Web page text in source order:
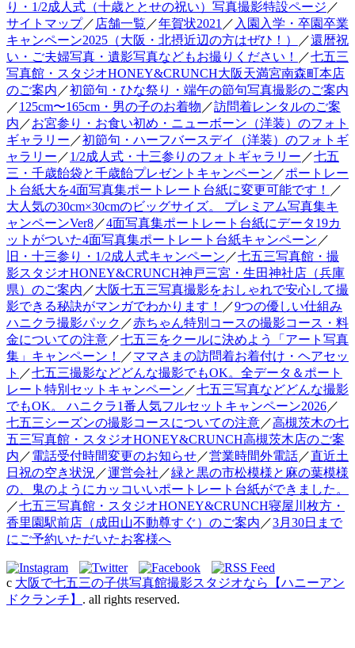
り・1/2成人式（十歳ととせの祝い）写真撮影特設ページ ／
サイトマップ／ 店舗一覧 ／年賀状2021 ／ 入園入学・卒園卒業
キャンペーン2025（大阪・北摂近辺の方はぜひ！）
／還暦祝
い・ご夫婦写真・遺影写真などもお撮りください！ ／七五三
写真館・スタジオHONEY&CRUNCH大阪天満宮南森町本店
のご案内 ／初節句・ひな祭り・端午の節句写真撮影のご案内
／125cm〜165cm・男の子のお着物 ／訪問着レンタルのご案
内 ／お宮参り・お食い初め・ニューボーン（洋装）のフォト
ギャラリー ／初節句・ハーフバースデイ（洋装）のフォトギ
ャラリー ／1/2成人式・十三参りのフォトギャラリー ／七五
三・千歳飴袋と千歳飴プレゼントキャンペーン ／ポートレー
ト台紙大を4面写真集ポートレート台紙に変更可能です！ ／
大人気の30cm×30cmのビッグサイズ。 プレミアム写真集キ
ャンペーンVer8／4面写真集ポートレート台紙にデータ19カ
ットがついた4面写真集ポートレート台紙キャンペーン ／
旧・十三参り・1/2成人式キャンペーン ／七五三写真館・撮
影スタジオHONEY&CRUNCH神戸三宮・生田神社店（兵庫
県）のご案内 ／大阪七五三写真撮影をおしゃれで安心して撮
影できる秘訣がマンガでわかります！ ／9つの優しい仕組み
ハニクラ撮影パック ／赤ちゃん特別コースの撮影コース・料
金についての注意／七五三をクールに決めよう「アート写真
集」キャンペーン！ ／ママさまの訪問着お着付け・ヘアセッ
ト ／七五三撮影などどんな撮影でもOK。全データ＆ポート
レート特別セットキャンペーン ／七五三写真などどんな撮影
でもOK。 ハニクラ1番人気フルセットキャンペーン2026／
七五三シーズンの撮影コースについての注意／高槻茨木の七
五三写真館・スタジオHONEY&CRUNCH高槻茨木店のご案
内 ／電話受付時間変更のお知らせ／営業時間外電話／直近土
日祝の空き状況 ／運営会社 ／緑と黒の市松模様と麻の葉模様
の、鬼のようにカッコいいポートレート台紙ができました。
／七五三写真館・スタジオHONEY&CRUNCH寝屋川枚方・
香里園駅前店（成田山不動尊すぐ）のご案内 ／3月30日まで
にご予約いただいたお客様へ
c 大阪で七五三の子供写真館撮影スタジオなら【ハニーアン
ドクランチ】 . all rights reserved.